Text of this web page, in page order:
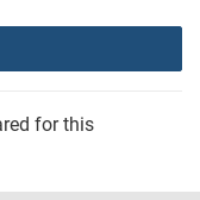
for this